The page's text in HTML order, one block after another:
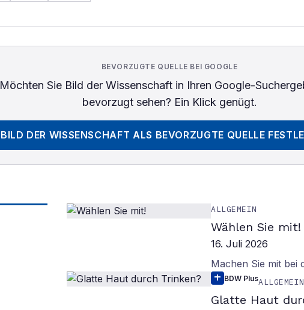
BEVORZUGTE QUELLE BEI GOOGLE
Möchten Sie Bild der Wissenschaftin Ihren Google-
bevorzugt sehen? Ein Klick genügt.
BILD DER WISSENSCHAFT ALS BEVORZUGTE QUELLE
ALLGEMEIN
Wählen Sie mit!
16. Juli 2026
Machen Sie mit bei
BDW PlusALLGEMEIN
Glatte Haut